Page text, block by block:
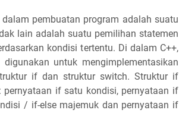
pembuatan program adalah suatu
lain adalah suatu pemilihan statemen
kondisi tertentu. Di dalam C++,
untuk mengimplementasikan
if dan struktur switch. Struktur if
if satu kondisi, pernyataan if
/ if-else majemuk dan pernyataan if